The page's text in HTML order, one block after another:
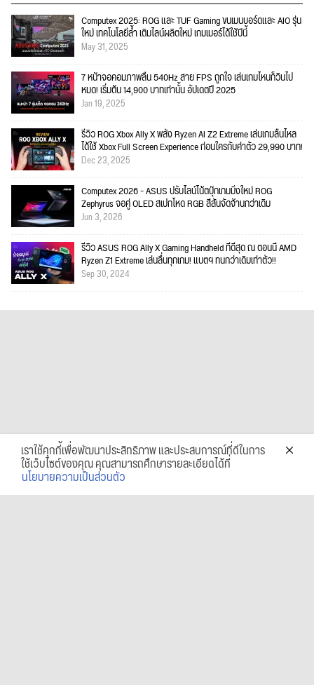
Computex 2025: ROG และ TUF Gaming ขนเมนบอร์ดและ AIO รุ่น
ใหม่ เทคโนโลยีล้ำ เติมไลน์ผลิตใหม่ เกมเมอร์ได้ใช้ปีนี้
May 31, 2025
7 หน้าจอคอมภาพลื่น 540Hz สาย FPS ถูกใจ เล่นเกมไหนก็วินไป
หมด! เริ่มต้น 14,900 บาทเท่านั้น อัปเดตปี 2025
Jan 19, 2025
รีวิว ROG Xbox Ally X พลัง Ryzen AI Z2 Extreme เล่นเกมลื่นไหล
ได้ใช้ Xbox Full Screen Experience ก่อนใครกับค่าตัว 29,990 บาท!
Dec 23, 2025
Computex 2026 - ASUS ปรับไลน์โน้ตบุ๊กเกมมิ่งใหม่ ROG
Zephyrus จอคู่ OLED สเปกโหด RGB สีสันจัดจ้านกว่าเดิม
Jun 3, 2026
รีวิว ASUS ROG Ally X Gaming Handheld ที่ดีสุด ณ ตอนนี้ AMD
Ryzen Z1 Extreme เล่นลื่นทุกเกม! แบตฯ ทนกว่าเดิมเท่าตัว!!
Sep 30, 2024
เราใช้คุกกี้เพื่อพัฒนาประสิทธิภาพ และประสบการณ์ที่ดีในการ
ใช้เว็บไซต์ของคุณ คุณสามารถศึกษารายละเอียดได้ที่
นโยบายความเป็นส่วนตัว